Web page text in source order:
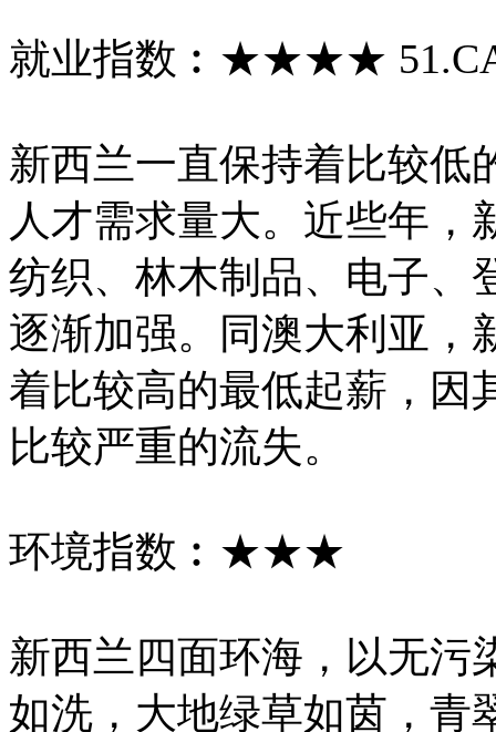
就业指数︰★★★★
新西兰一直保持着比较低
人才需求量大。近些年，
纺织、林木制品、电子、
逐渐加强。同澳大利亚，
着比较高的最低起薪，因
比较严重的流失。
环境指数︰★★★
新西兰四面环海，以无污
如洗，大地绿草如茵，青